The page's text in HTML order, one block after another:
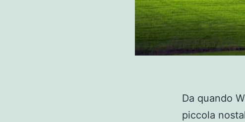
Da quando
piccola